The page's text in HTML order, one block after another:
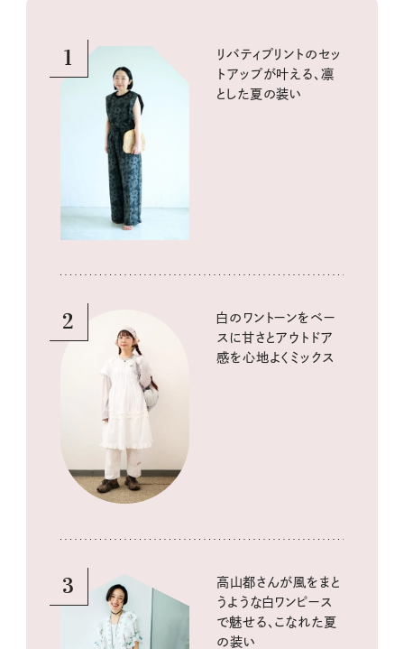
1
リバティプリントのセッ
トアップが叶える、凛
とした夏の装い
2
白のワントーンをベー
スに甘さとアウトドア
感を心地よくミックス
3
高山都さんが風をまと
うような白ワンピース
で魅せる、こなれた夏
の装い